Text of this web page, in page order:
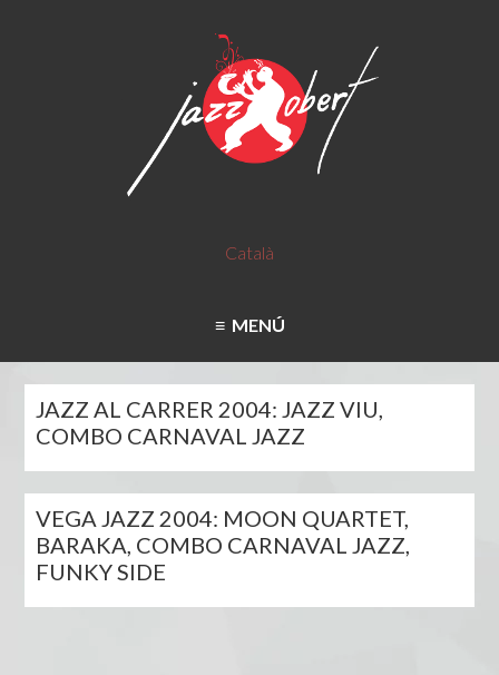
Català
MENÚ
JAZZ AL CARRER 2004: JAZZ VIU,
COMBO CARNAVAL JAZZ
VEGA JAZZ 2004: MOON QUARTET,
BARAKA, COMBO CARNAVAL JAZZ,
FUNKY SIDE